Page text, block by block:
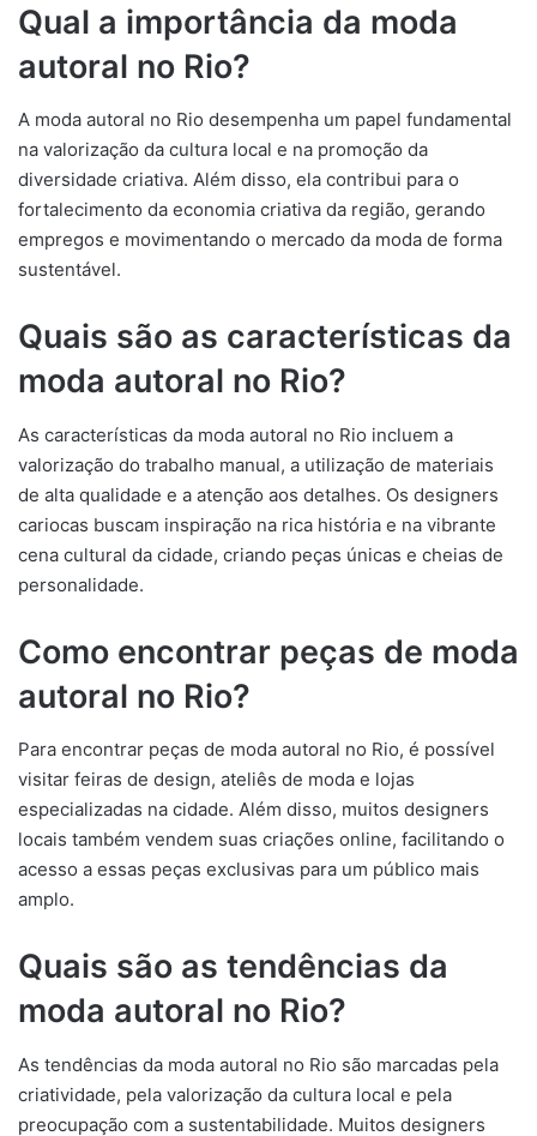
Qual a importância da moda
autoral no Rio?
A moda autoral no Rio desempenha um papel fundamental
na valorização da cultura local e na promoção da
diversidade criativa. Além disso, ela contribui para o
fortalecimento da economia criativa da região, gerando
empregos e movimentando o mercado da moda de forma
sustentável.
Quais são as características da
moda autoral no Rio?
As características da moda autoral no Rio incluem a
valorização do trabalho manual, a utilização de materiais
de alta qualidade e a atenção aos detalhes. Os designers
cariocas buscam inspiração na rica história e na vibrante
cena cultural da cidade, criando peças únicas e cheias de
personalidade.
Como encontrar peças de moda
autoral no Rio?
Para encontrar peças de moda autoral no Rio, é possível
visitar feiras de design, ateliês de moda e lojas
especializadas na cidade. Além disso, muitos designers
locais também vendem suas criações online, facilitando o
acesso a essas peças exclusivas para um público mais
amplo.
Quais são as tendências da
moda autoral no Rio?
As tendências da moda autoral no Rio são marcadas pela
criatividade, pela valorização da cultura local e pela
preocupação com a sustentabilidade. Muitos designers